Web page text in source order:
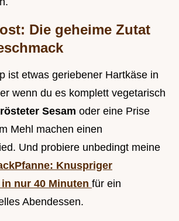
Die geheime Zutat
ist etwas geriebener Hartkäse in
wenn du es komplett vegetarisch
Sesam oder eine Prise
Mehl machen einen
Und probiere unbedingt meine
Knuspriger
nur 40 Minuten für ein
Abendessen.